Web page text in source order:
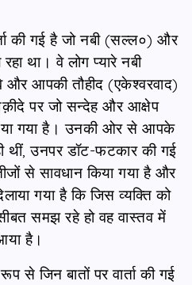
की गई है जो नबी (सल्ल०) और
था। वे लोग प्यारे नबी
आपकी तौहीद (एकेश्वरवाद)
पर जो सन्देह और आक्षेप
गया है। उनकी ओर से आपके
थीं, उनपर डॉट-फटकार की गई
से सावधान किया गया है और
गया है कि जिस व्यक्ति को
समझ रहे हो वह वास्तव में
है।
जिन बातों पर वार्ता की गई